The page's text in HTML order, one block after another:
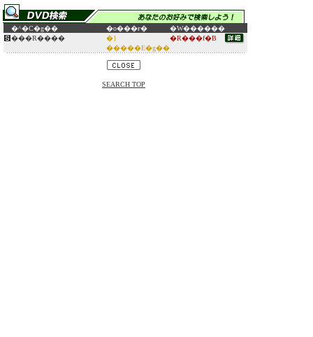
�^�C�g�� �o���ғ�
�W������
���R����
�}
�����E�g��
�R���f�B
SEARCH TOP